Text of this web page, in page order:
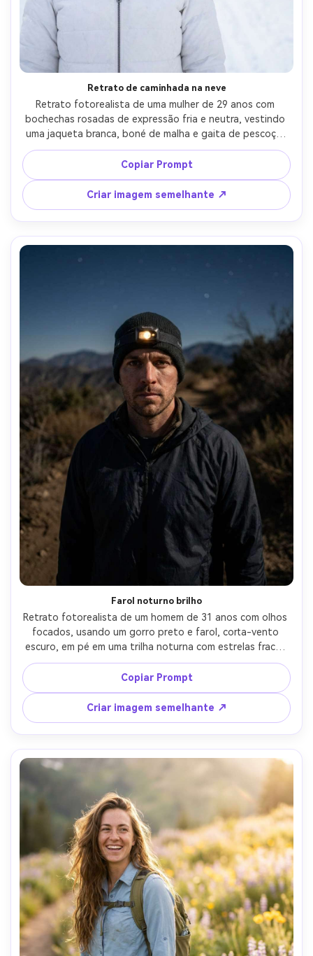
Retrato de caminhada na neve
Retrato fotorealista de uma mulher de 29 anos com
bochechas rosadas de expressão fria e neutra, vestindo
uma jaqueta branca, boné de malha e gaita de pescoço,
trilha nevada com árvores geadas atrás, luz de inverno
brilhante com preenchimento suave e brancos limpos,
Nikon D850, 85mm f/1.4, bokeh nítido, enquadramento de
cabeça e ombros, humor tranquilo e sereno, textura
realista da pele, sombras naturais, alta resolução-AR 4:5
Copiar Prompt
Criar imagem semelhante ↗
Farol noturno brilho
Retrato fotorealista de um homem de 31 anos com olhos
focados, usando um gorro preto e farol, corta-vento
escuro, em pé em uma trilha noturna com estrelas fracas
e silhueta de cume distante, luz chave dramática do farol
com luz da lua ambiente sutil, Sony A7S III, 35mm f/1.8,
profundidade rasa, moldura do peito para cima, contraste
cinematográfico, textura realista da pele sem suavização
plástica, foco nítido nos olhos, alta resolução-AR 4:5
Copiar Prompt
Criar imagem semelhante ↗
Crie imagens com
IA sem limites.
100% grátis!
Comece Grátis →